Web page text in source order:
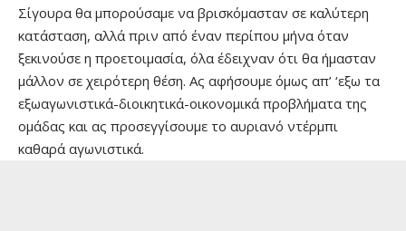
Σίγουρα θα μπορούσαμε να βρισκόμασταν σε καλύτερη
κατάσταση, αλλά πριν από έναν περίπου μήνα όταν
ξεκινούσε η προετοιμασία, όλα έδειχναν ότι θα ήμασταν
μάλλον σε χειρότερη θέση. Ας αφήσουμε όμως απ’ ‘εξω τα
εξωαγωνιστικά-διοικητικά-οικονομικά προβλήματα της
ομάδας και ας προσεγγίσουμε το αυριανό ντέρμπι
καθαρά αγωνιστικά.